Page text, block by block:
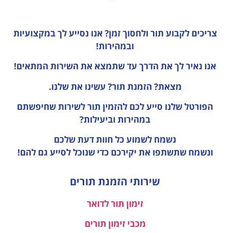
צריכים לקבוע תור ולחסוך זמן? אנו נסייע לך במקצועיות
ובמהירות!
אנו נאיר לך את הדרך עד שתמצא את השירות המתאים!
מצאת? הזמנת תור? עשינו את שלנו.
הפורטל שלנו סייע לכם להזמין תור לשירות שחיפשתם
במהירות וביעילות?
נשמח לשמוע כל חוות דעתשלכם
ונשמח שתשתפו את יקירכם כדי שנוכל לסייע גם להם!
שירותי הזמנת תורים
זימון תור לדואר
מכבי זימון תורים